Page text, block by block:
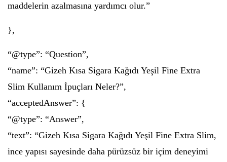
maddelerin azalmasına yardımcı olur.”
},
“@type”: “Question”,
“name”: “Gizeh Kısa Sigara Kağıdı Yeşil Fine Extra
Slim Kullanım İpuçları Neler?”,
“acceptedAnswer”: {
“@type”: “Answer”,
“text”: “Gizeh Kısa Sigara Kağıdı Yeşil Fine Extra Slim,
ince yapısı sayesinde daha pürüzsüz bir içim deneyimi